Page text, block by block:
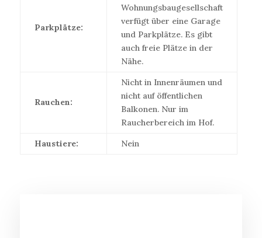
Parkplätze:
Wohnungsbaugesellschaft
verfügt über eine Garage
und Parkplätze. Es gibt
auch freie Plätze in der
Nähe.
Rauchen:
Nicht in Innenräumen und
nicht auf öffentlichen
Balkonen. Nur im
Raucherbereich im Hof.
Haustiere:
Nein